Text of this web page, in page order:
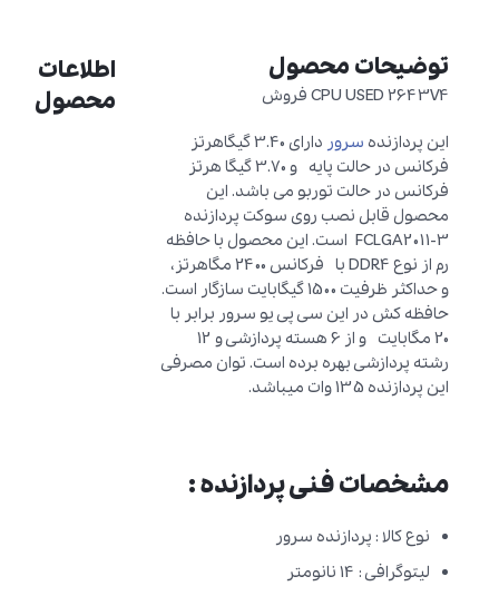
توضیحات محصول
CPU USED 2643V4 فروش
این پردازنده سرور
دارای 3.40 گیگاهرتز
فرکانس در حالت پایه و 3.70 گیگا هرتز
فرکانس در حالت توربو می باشد. این
محصول قابل نصب روی سوکت پردازنده
FCLGA2011-3 است. این محصول با حافظه
رم از نوع DDR4 با فرکانس 2400 مگاهرتز،
و حداکثر ظرفیت 1500 گیگابایت سازگار است.
حافظه کش در این سی پی یو سرور برابر با
20 مگابایت و از 6 هسته پردازشی و 12
رشته پردازشی بهره برده است. توان مصرفی
این پردازنده 135 وات میباشد.
مشخصات فنی پردازنده :
نوع کالا : پردازنده سرور
لیتوگرافی : 14 نانومتر
اطلاعات
محصول